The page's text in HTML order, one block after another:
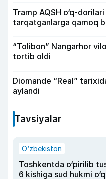
Tramp AQSH o‘q-
tarqatganlarga qamoq
“Tolibon” Nangarhor
tortib oldi
Diomande “Real”
aylandi
Tavsiyalar
O‘zbekiston
Toshkentda o‘pirilib
6 kishiga sud hukmi